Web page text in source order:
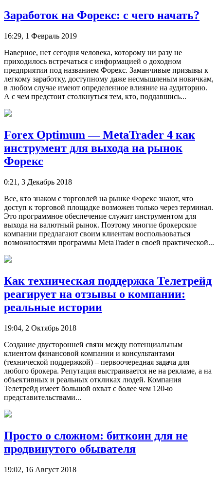
Заработок на Форекс: с чего начать?
16:29, 1 Февраль 2019
Наверное, нет сегодня человека, которому ни разу не
приходилось встречаться с информацией о доходном
предприятии под названием Форекс. Заманчивые призывы к
легкому заработку, доступному даже несмышленым новичкам,
в любом случае имеют определенное влияние на аудиторию.
А с чем предстоит столкнуться тем, кто, поддавшись...
Forex Optimum — MetaTrader 4 как
инструмент для выхода на рынок
Форекс
0:21, 3 Декабрь 2018
Все, кто знаком с торговлей на рынке Форекс знают, что
доступ к торговой площадке возможен только через терминал.
Это программное обеспечение служит инструментом для
выхода на валютный рынок. Поэтому многие брокерские
компании предлагают своим клиентам воспользоваться
возможностями программы MetaTrader в своей практической...
Как техническая поддержка Телетрейд
реагирует на отзывы о компании:
реальные истории
19:04, 2 Октябрь 2018
Создание двусторонней связи между потенциальным
клиентом финансовой компании и консультантами
(технической поддержкой) – первоочередная задача для
любого брокера. Репутация выстраивается не на рекламе, а на
объективных и реальных откликах людей. Компания
Телетрейд имеет большой охват с более чем 120-ю
представительствами...
Просто о сложном: биткоин для не
продвинутого обывателя
19:02, 16 Август 2018